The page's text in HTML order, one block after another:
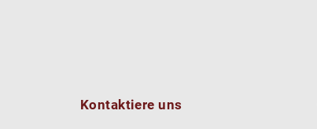
Kontaktiere uns